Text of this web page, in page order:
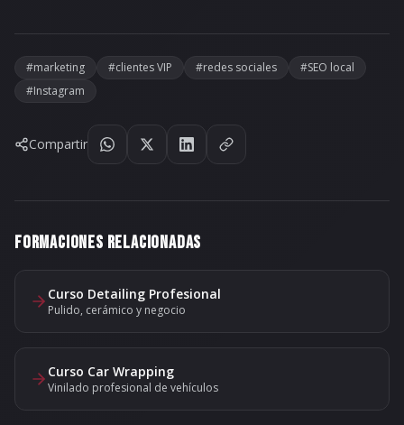
#marketing #clientes VIP #redes sociales #SEO local
#Instagram
Compartir
FORMACIONES RELACIONADAS
Curso Detailing Profesional
Pulido, cerámico y negocio
Curso Car Wrapping
Vinilado profesional de vehículos